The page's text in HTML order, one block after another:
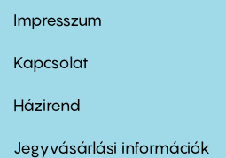
Footer
first
Impresszum
Kapcsolat
Footer
second
Házirend
Jegyvásárlási információk